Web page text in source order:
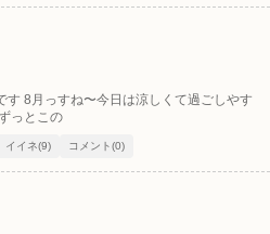
す 8月っすね〜今日は涼しくて過ごしやす
っとこの
イイネ(9) コメント(0)